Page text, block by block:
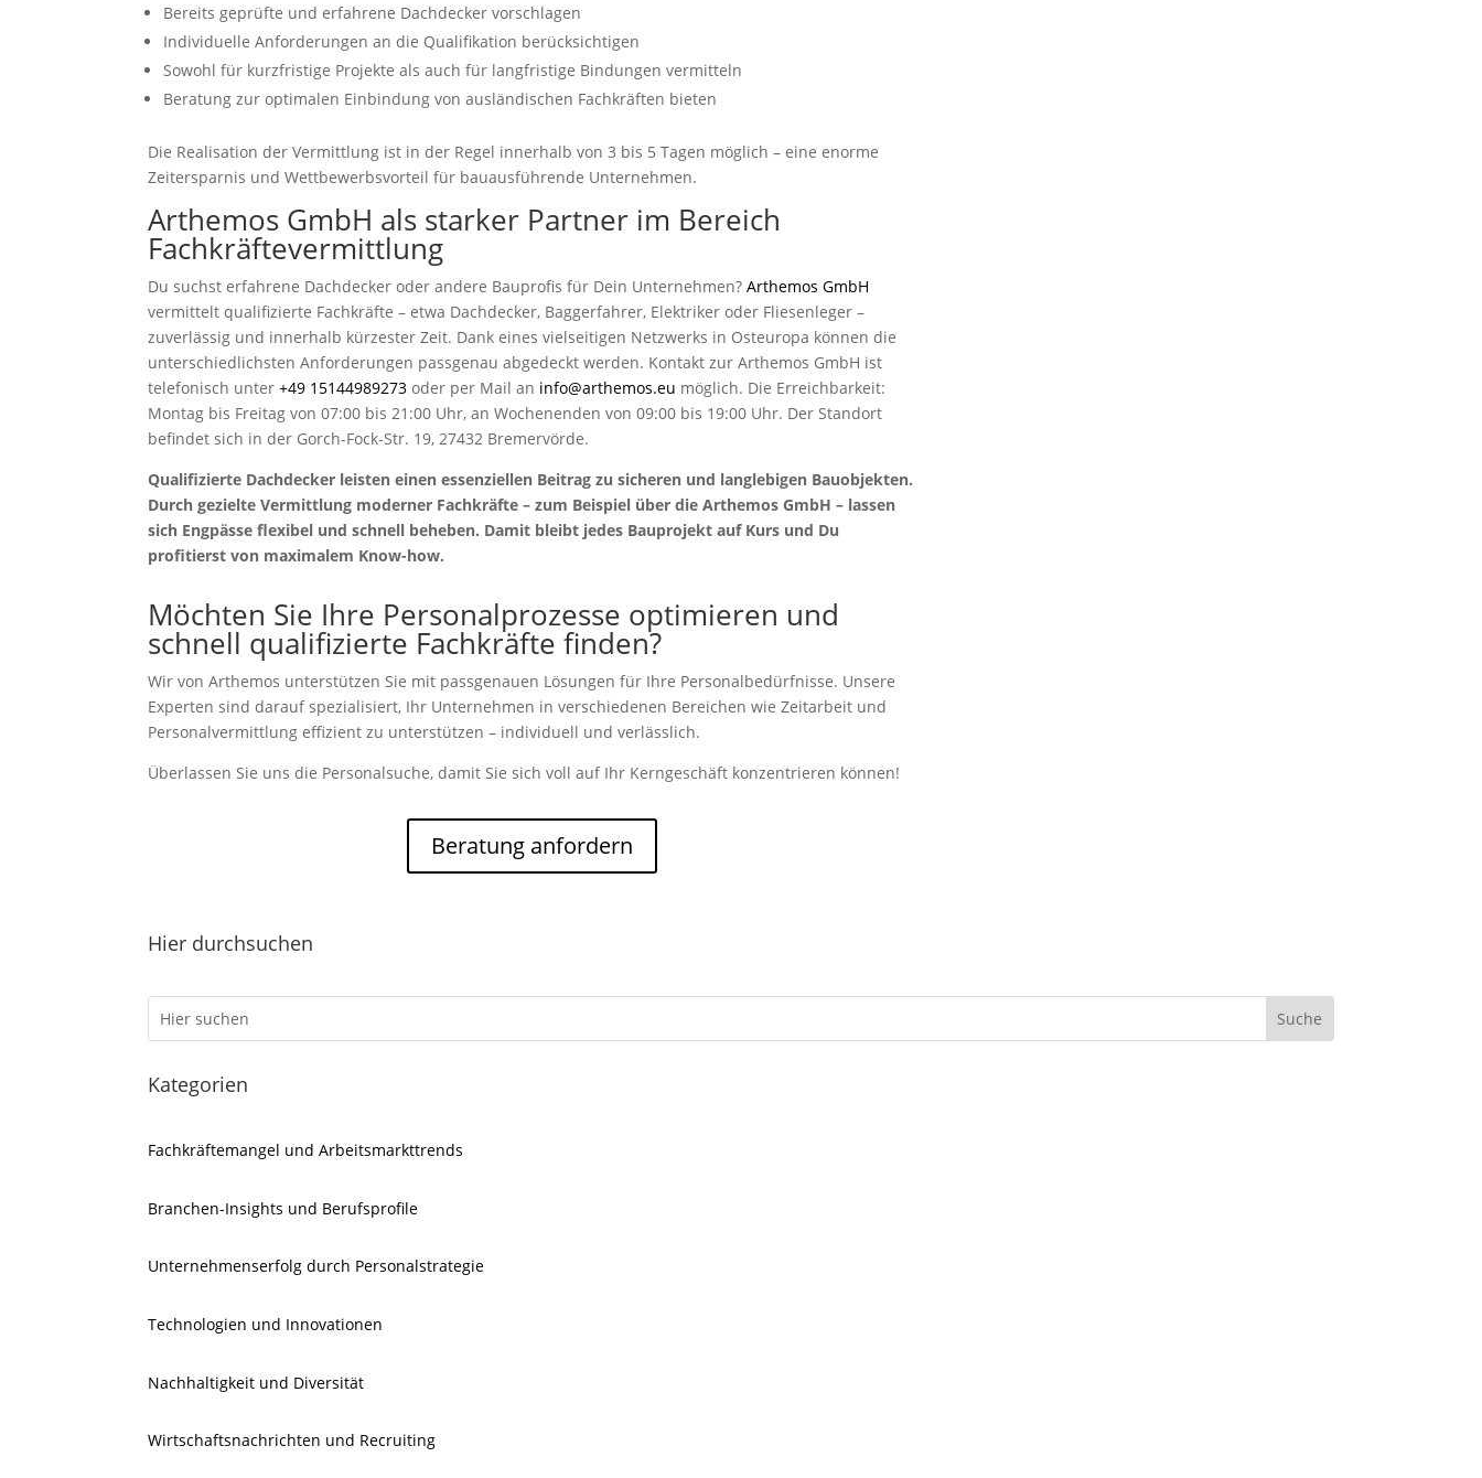
Bereits geprüfte und erfahrene Dachdecker vorschlagen
Individuelle Anforderungen an die Qualifikation berücksichtigen
Sowohl für kurzfristige Projekte als auch für langfristige Bindungen vermitteln
Beratung zur optimalen Einbindung von ausländischen Fachkräften bieten
Die Realisation der Vermittlung ist in der Regel innerhalb von 3 bis 5 Tagen möglich – eine enorme
Zeitersparnis und Wettbewerbsvorteil für bauausführende Unternehmen.
Arthemos GmbH als starker Partner im Bereich
Fachkräftevermittlung
Du suchst erfahrene Dachdecker oder andere Bauprofis für Dein Unternehmen?Arthemos GmbH
vermittelt qualifizierte Fachkräfte – etwa Dachdecker, Baggerfahrer, Elektriker oder Fliesenleger –
zuverlässig und innerhalb kürzester Zeit. Dank eines vielseitigen Netzwerks in Osteuropa können die
unterschiedlichsten Anforderungen passgenau abgedeckt werden. Kontakt zur Arthemos GmbH ist
telefonisch unter+49 15144989273 oder per Mail an info@arthemos.eu möglich. Die Erreichbarkeit:
Montag bis Freitag von 07:00 bis 21:00 Uhr, an Wochenenden von 09:00 bis 19:00 Uhr. Der Standort
befindet sich in der Gorch-Fock-Str. 19, 27432 Bremervörde.
Qualifizierte Dachdecker leisten einen essenziellen Beitrag zu sicheren und langlebigen Bauobjekten.
Durch gezielte Vermittlung moderner Fachkräfte – zum Beispiel über die Arthemos GmbH – lassen
sich Engpässe flexibel und schnell beheben. Damit bleibt jedes Bauprojekt auf Kurs und Du
profitierst von maximalem Know-how.
Möchten Sie Ihre Personalprozesse optimieren und
schnell qualifizierte Fachkräfte finden?
Wir von Arthemos unterstützen Sie mit passgenauen Lösungen für Ihre Personalbedürfnisse. Unsere
Experten sind darauf spezialisiert, Ihr Unternehmen in verschiedenen Bereichen wie Zeitarbeit und
Personalvermittlung effizient zu unterstützen – individuell und verlässlich.
Überlassen Sie uns die Personalsuche, damit Sie sich voll auf Ihr Kerngeschäft konzentrieren können!
Beratung anfordern
Hier durchsuchen
Kategorien
Fachkräftemangel und Arbeitsmarkttrends
Branchen-Insights und Berufsprofile
Unternehmenserfolg durch Personalstrategie
Technologien und Innovationen
Nachhaltigkeit und Diversität
Wirtschaftsnachrichten und Recruiting